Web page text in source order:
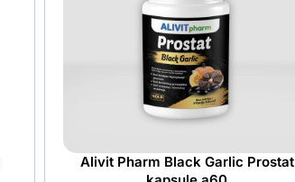
Alivit Pharm Black Garlic Prostat